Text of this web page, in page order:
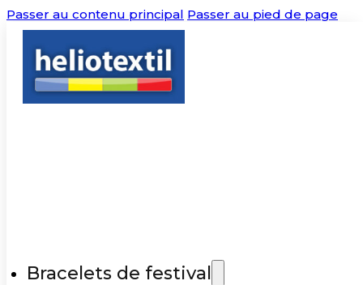
Passer au contenu principal Passer au pied de page
Bracelets de festival